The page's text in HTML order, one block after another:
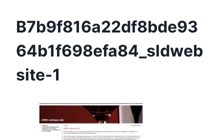
B7b9f816a22df8bde93
64b1f698efa84_sldweb
Site-1